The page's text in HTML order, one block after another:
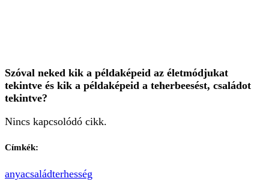
Szóval neked kik a példaképeid az életmódjukat
tekintve és kik a példaképeid a teherbeesést, családot
tekintve?
Nincs kapcsolódó cikk.
Címkék:
anyacsaládterhesség